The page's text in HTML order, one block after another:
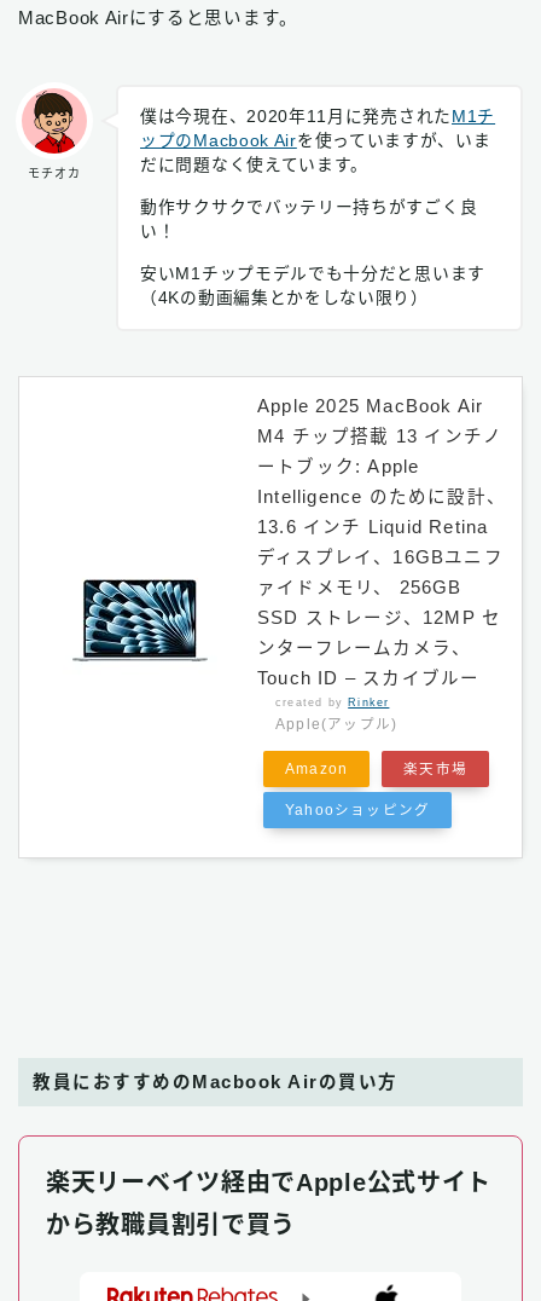
MacBook Airにすると思います。
モチオカ
僕は今現在、2020年11月に発売された M1チ
ップのMacbook Airを使っていますが、いま
だに問題なく使えています。
動作サクサクでバッテリー持ちがすごく良
い！
安いM1チップモデルでも十分だと思います
（4Kの動画編集とかをしない限り）
Apple 2025 MacBook Air
M4 チップ搭載 13 インチノ
ートブック: Apple
Intelligence のために設計、
13.6 インチ Liquid Retina
ディスプレイ、16GBユニフ
ァイドメモリ、 256GB
SSD ストレージ、12MP セ
ンターフレームカメラ、
Touch ID – スカイブルー
created by Rinker
Apple(アップル)
Amazon 楽天市場
Yahooショッピング
教員におすすめのMacbook Airの買い方
楽天リーベイツ経由でApple公式サイト
から教職員割引 で買う